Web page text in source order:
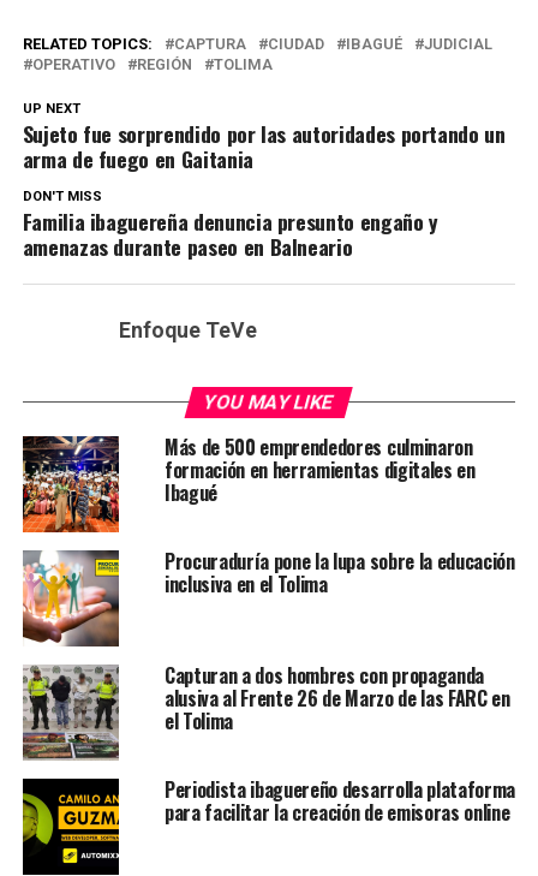
RELATED TOPICS: CAPTURA CIUDAD IBAGUÉ
JUDICIAL
OPERATIVO
REGIÓN TOLIMA
UP NEXT
Sujeto fue sorprendido por las autoridades portando un
arma de fuego en Gaitania
DON'T MISS
Familia ibaguereña denuncia presunto engaño y
amenazas durante paseo en Balneario
Enfoque TeVe
YOU MAY LIKE
Más de 500 emprendedores culminaron
formación en herramientas digitales en
Ibagué
Procuraduría pone la lupa sobre la educación
inclusiva en el Tolima
Capturan a dos hombres con propaganda
alusiva al Frente 26 de Marzo de las FARC en
el Tolima
Periodista ibaguereño desarrolla plataforma
para facilitar la creación de emisoras online